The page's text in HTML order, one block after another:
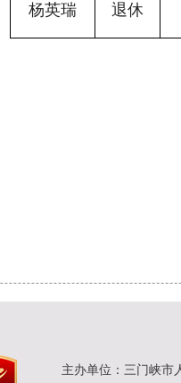
杨英瑞 退休
主办单位：三门峡